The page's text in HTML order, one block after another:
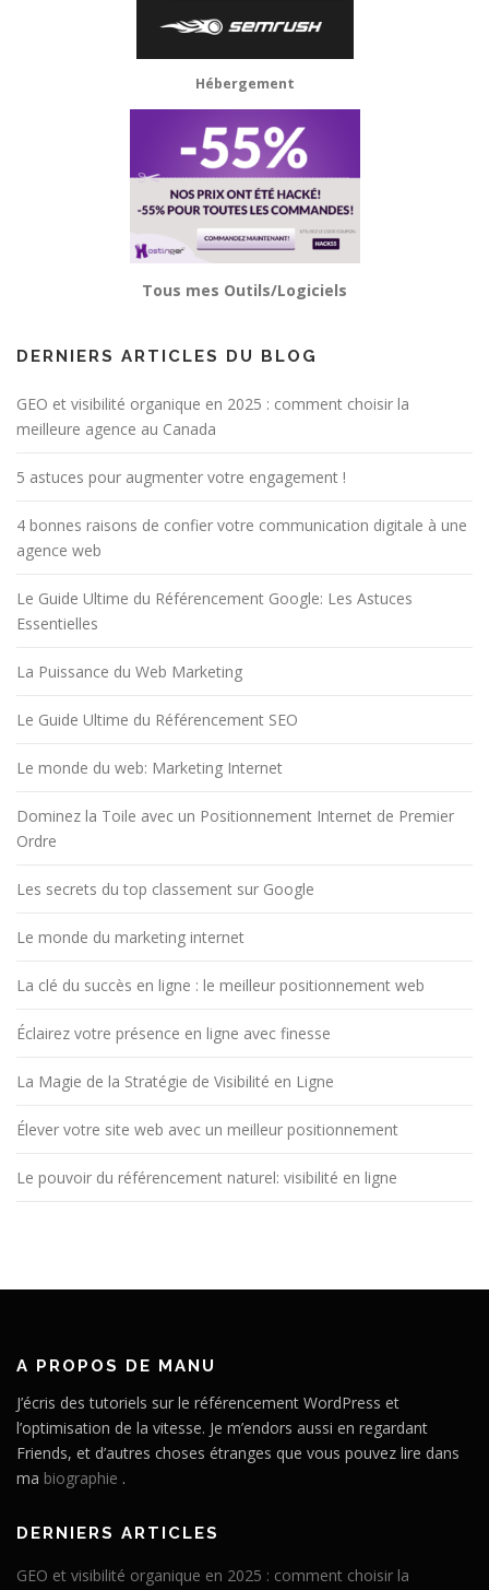
Hébergement
Tous mes Outils/Logiciels
DERNIERS ARTICLES DU BLOG
GEO et visibilité organique en 2025 : comment choisir la
meilleure agence au Canada
5 astuces pour augmenter votre engagement !
4 bonnes raisons de confier votre communication digitale à une
agence web
Le Guide Ultime du Référencement Google: Les Astuces
Essentielles
La Puissance du Web Marketing
Le Guide Ultime du Référencement SEO
Le monde du web: Marketing Internet
Dominez la Toile avec un Positionnement Internet de Premier
Ordre
Les secrets du top classement sur Google
Le monde du marketing internet
La clé du succès en ligne : le meilleur positionnement web
Éclairez votre présence en ligne avec finesse
La Magie de la Stratégie de Visibilité en Ligne
Élever votre site web avec un meilleur positionnement
Le pouvoir du référencement naturel: visibilité en ligne
A PROPOS DE MANU
J’écris des tutoriels sur le référencement WordPress et
l’optimisation de la vitesse. Je m’endors aussi en regardant
Friends, et d’autres choses étranges que vous pouvez lire dans
ma biographie .
DERNIERS ARTICLES
GEO et visibilité organique en 2025 : comment choisir la